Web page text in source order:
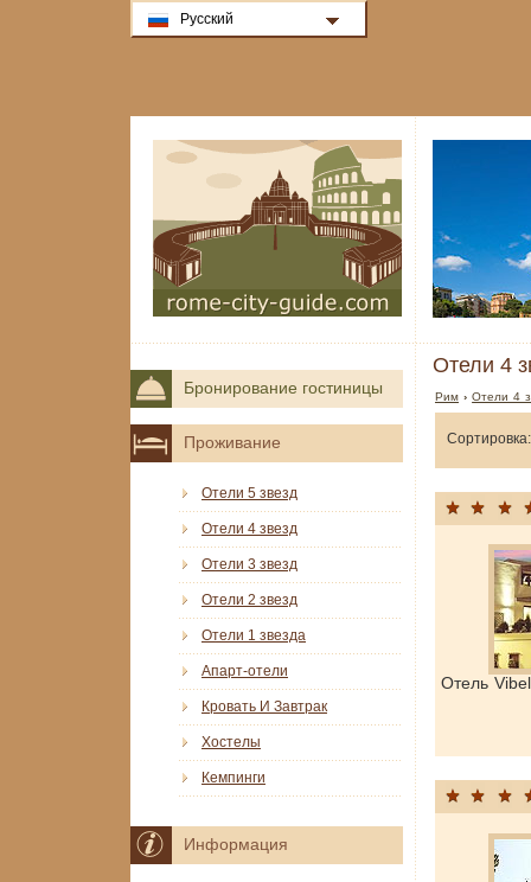
Отели 4
Рим ›Отели 4
Сортировка:
Отель
Бронирование гостиницы
Проживание
Отели 5 звезд
Отели 4 звезд
Отели 3 звезд
Отели 2 звезд
Отели 1 звезда
Апарт-отели
Кровать И Завтрак
Хостелы
Кемпинги
Информация
Русский